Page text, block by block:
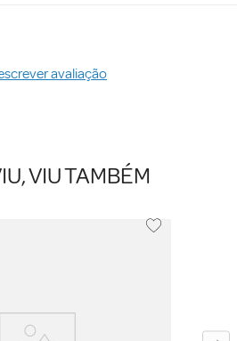
avaliação
VIU TAMBÉM